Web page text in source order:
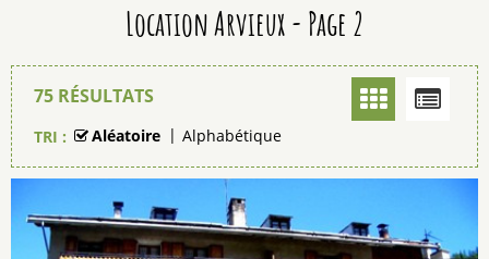
Location Arvieux - Page 2
75 RÉSULTATS
TRI : Aléatoire Alphabétique